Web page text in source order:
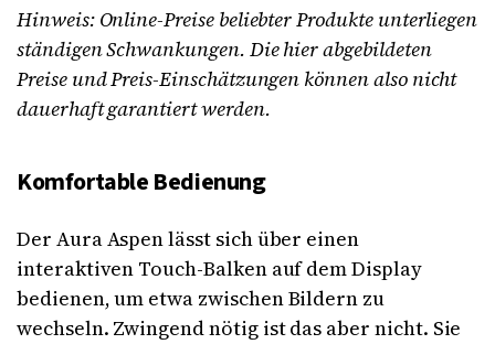
Hinweis: Online-Preise beliebter Produkte unterliegen
ständigen Schwankungen. Die hier abgebildeten
Preise und Preis-Einschätzungen können also nicht
dauerhaft garantiert werden.
Komfortable Bedienung
Der Aura Aspen lässt sich über einen
interaktiven Touch-Balken auf dem Display
bedienen, um etwa zwischen Bildern zu
wechseln. Zwingend nötig ist das aber nicht. Sie